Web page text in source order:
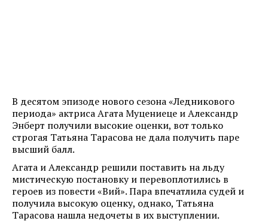
В десятом эпизоде нового сезона «Ледникового
периода» актриса Агата Муцениеце и Александр
Энберт получили высокие оценки, вот только
строгая Татьяна Тарасова не дала получить паре
высший балл.
Агата и Александр решили поставить на льду
мистическую постановку и перевоплотились в
героев из повести «Вий». Пара впечатлила судей и
получила высокую оценку, однако, Татьяна
Тарасова нашла недочеты в их выступлении.